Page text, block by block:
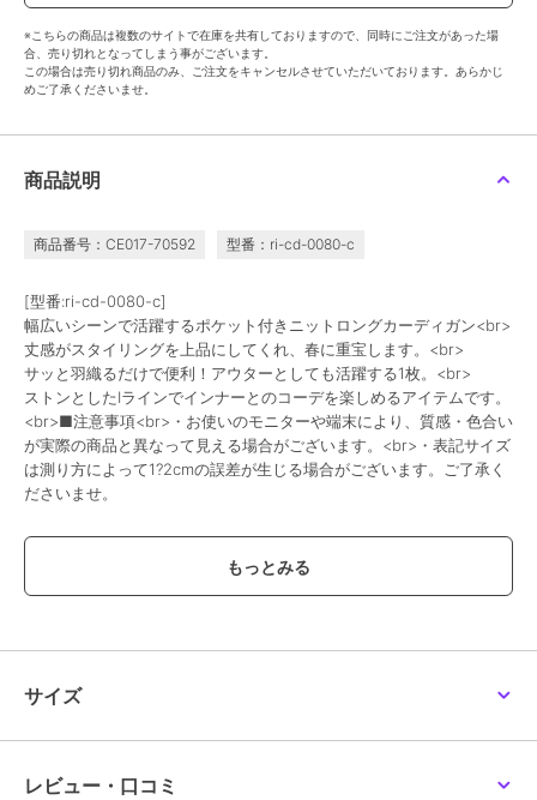
※こちらの商品は複数のサイトで在庫を共有しておりますので、同時にご注文があった場
合、売り切れとなってしまう事がございます。
この場合は売り切れ商品のみ、ご注文をキャンセルさせていただいております。あらかじ
めご了承くださいませ。
商品説明
商品番号：CE017-70592 型番：ri-cd-0080-c
[型番:ri-cd-0080-c]
幅広いシーンで活躍するポケット付きニットロングカーディガン<br>
丈感がスタイリングを上品にしてくれ、春に重宝します。<br>
サッと羽織るだけで便利！アウターとしても活躍する1枚。<br>
ストンとしたIラインでインナーとのコーデを楽しめるアイテムです。
<br>■注意事項<br>・お使いのモニターや端末により、質感・色合い
が実際の商品と異なって見える場合がございます。<br>・表記サイズ
は測り方によって1?2cmの誤差が生じる場合がございます。ご了承く
ださいませ。
ショップ メゾンドラティール
商品カテゴリ
性別タイプ
レディース
サイズ
レビュー・口コミ